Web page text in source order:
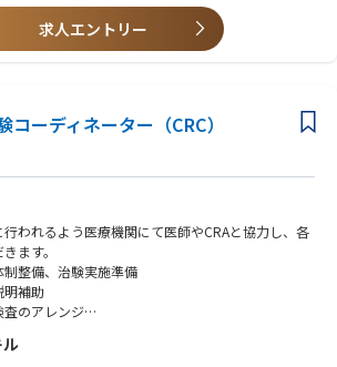
予算計画の作成とその管理
）の役割
要な報告及び対応
協働し、監査対応
信頼性保証課等）による適合性調査に対する対応
の上長及びビジネス戦略上の事業部に対する報
数のステイクホルダー間の調整を行う意欲があるこ
求人エントリー
コーディネーター（CRC）
われるよう医療機関にて医師やCRAと協力し、各
ます。
整備、治験実施準備
補助
のアレンジ
対応